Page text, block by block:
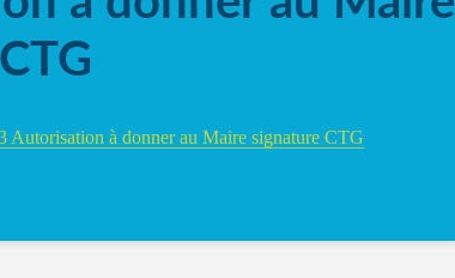
à donner au Maire signature CTG